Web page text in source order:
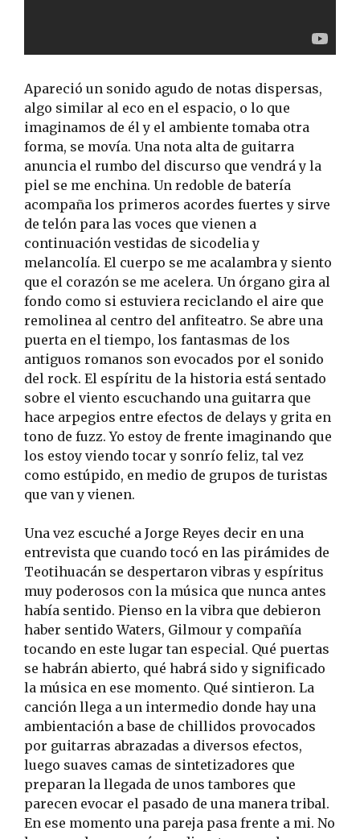
Apareció un sonido agudo de notas dispersas,
algo similar al eco en el espacio, o lo que
imaginamos de él y el ambiente tomaba otra
forma, se movía. Una nota alta de guitarra
anuncia el rumbo del discurso que vendrá y la
piel se me enchina. Un redoble de batería
acompaña los primeros acordes fuertes y sirve
de telón para las voces que vienen a
continuación vestidas de sicodelia y
melancolía. El cuerpo se me acalambra y siento
que el corazón se me acelera. Un órgano gira al
fondo como si estuviera reciclando el aire que
remolinea al centro del anfiteatro. Se abre una
puerta en el tiempo, los fantasmas de los
antiguos romanos son evocados por el sonido
del rock. El espíritu de la historia está sentado
sobre el viento escuchando una guitarra que
hace arpegios entre efectos de delays y grita en
tono de fuzz. Yo estoy de frente imaginando que
los estoy viendo tocar y sonrío feliz, tal vez
como estúpido, en medio de grupos de turistas
que van y vienen.
Una vez escuché a Jorge Reyes decir en una
entrevista que cuando tocó en las pirámides de
Teotihuacán se despertaron vibras y espíritus
muy poderosos con la música que nunca antes
había sentido. Pienso en la vibra que debieron
haber sentido Waters, Gilmour y compañía
tocando en este lugar tan especial. Qué puertas
se habrán abierto, qué habrá sido y significado
la música en ese momento. Qué sintieron. La
canción llega a un intermedio donde hay una
ambientación a base de chillidos provocados
por guitarras abrazadas a diversos efectos,
luego suaves camas de sintetizadores que
preparan la llegada de unos tambores que
parecen evocar el pasado de una manera tribal.
En ese momento una pareja pasa frente a mi. No